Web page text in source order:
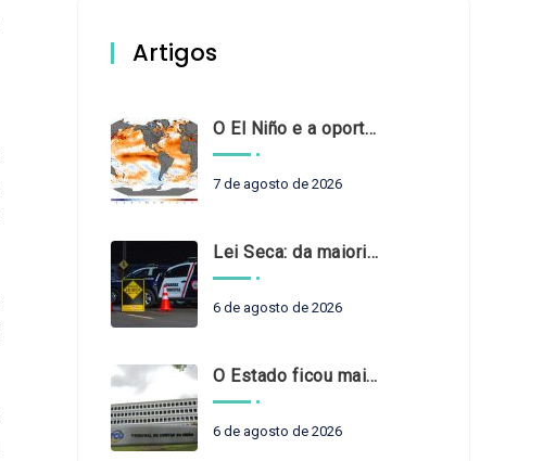
Artigos
O El Niño e a oportunidade de fortalecer o controle externo das políticas climáticas
7 de agosto de 2026
Lei Seca: da maioridade à maturidade
6 de agosto de 2026
O Estado ficou mais complexo. O controle precisa acompanhar
6 de agosto de 2026